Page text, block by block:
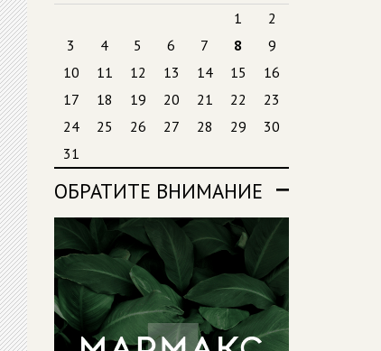
1
2
3
4 5 6 7 8
9
10
11 12 13 14 15
16
17
18 19 20 21 22
23
24
25 26 27 28 29
30
31
ОБРАТИТЕ ВНИМАНИЕ